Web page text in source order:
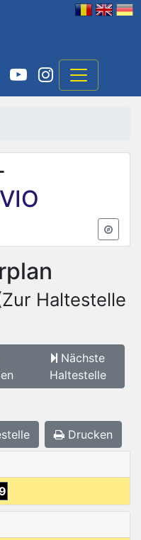
Haltestelle
Nächste
Haltestelle
Drucken